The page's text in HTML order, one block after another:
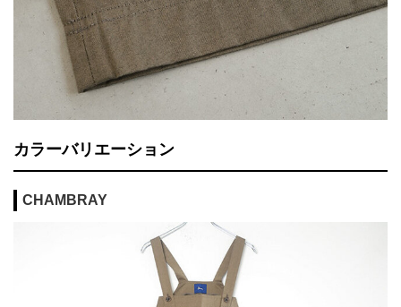
カラーバリエーション
CHAMBRAY